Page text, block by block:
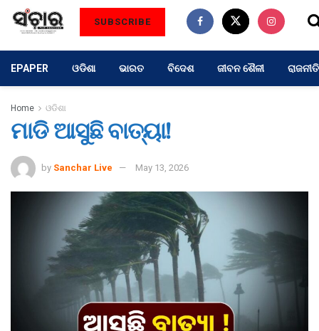
SUBSCRIBE
EPAPER ଓଡିଶା ଭାରତ ବିଦେଶ ଜୀବନ ଶୈଳୀ ରାଜନୀତି
Home ଓଡିଶା
ମାଡି ଆସୁଛି ବାତ୍ୟା!
by Sanchar Live May 13, 2026